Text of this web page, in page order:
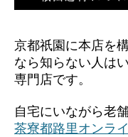
京都祇園に本店を
なら知らない人は
専門店です。
自宅にいながら老
茶寮都路里オンラ